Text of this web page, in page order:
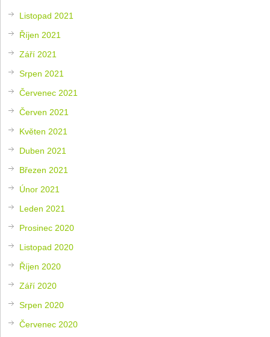
Listopad 2021
Říjen 2021
Září 2021
Srpen 2021
Červenec 2021
Červen 2021
Květen 2021
Duben 2021
Březen 2021
Únor 2021
Leden 2021
Prosinec 2020
Listopad 2020
Říjen 2020
Září 2020
Srpen 2020
Červenec 2020